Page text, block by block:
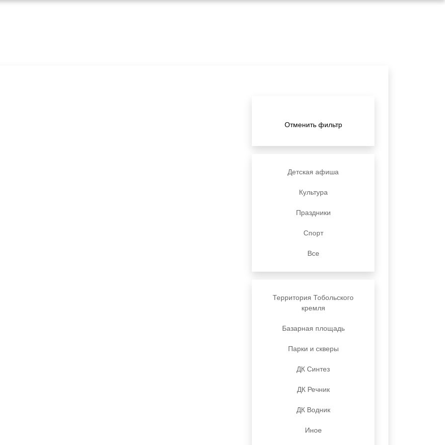
Отменить фильтр
Детская афиша
Культура
Праздники
Спорт
Все
Территория Тобольского
кремля
Базарная площадь
Парки и скверы
ДК Синтез
ДК Речник
ДК Водник
Иное